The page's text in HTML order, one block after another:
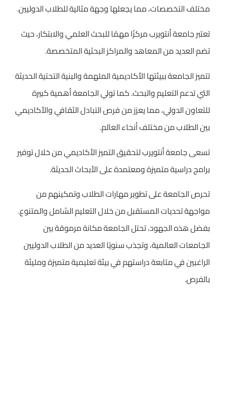
مختلف التخصصات، مما يجعلها وجهة مثالية للطلاب الدوليين.
تعتبر جامعة أنتويرب مركزًا مهمًا للبحث العلمي والابتكار، حيث
تضم العديد من المعاهد والمراكز البحثية المتخصصة.
تتميز الجامعة ببيئتها الأكاديمية الملهمة والبنية التحتية الحديثة
التي تدعم التعليم والبحث. كما تولي الجامعة أهمية كبيرة
للتعاون الدولي، مما يعزز من فرص التبادل الثقافي والأكاديمي
بين الطلاب من مختلف أنحاء العالم.
تسعى جامعة أنتويرب لتحقيق التميز الأكاديمي من خلال توفير
برامج دراسية متميزة ومعتمدة على الأبحاث الحديثة.
تحرص الجامعة على تطوير مهارات الطلاب وتمكينهم من
مواجهة تحديات المستقبل من خلال التعليم الشامل والمتنوع.
بفضل هذه الجهود، تحتل الجامعة مكانة مرموقة بين
الجامعات العالمية، وتجذب سنويًا العديد من الطلاب الدوليين
الراغبين في متابعة دراستهم في بيئة تعليمية متميزة ومليئة
بالفرص.